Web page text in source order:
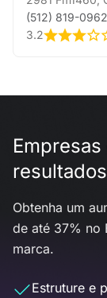
(512) 819-0962
3.2
Obtenha um
de até 37% no
marca.
Estruture e